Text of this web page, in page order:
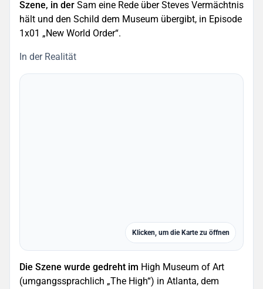
Szene, in der Sam eine Rede über Steves Vermächtnis
hält und den Schild dem Museum übergibt, in Episode
1x01 „New World Order“.
In der Realität
Klicken, um die Karte zu öffnen
Die Szene wurde gedreht im High Museum of Art
(umgangssprachlich „The High“) in Atlanta, dem